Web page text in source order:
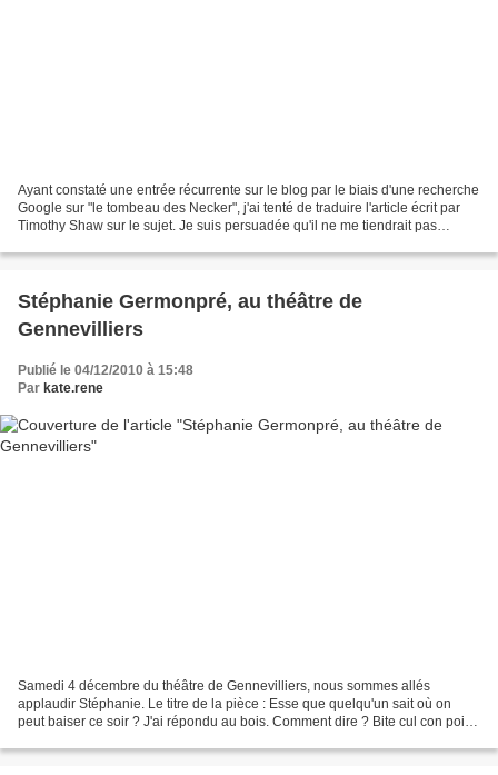
Ayant constaté une entrée récurrente sur le blog par le biais d'une recherche
Google sur "le tombeau des Necker", j'ai tenté de traduire l'article écrit par
Timothy Shaw sur le sujet. Je suis persuadée qu'il ne me tiendrait pas
Stéphanie Germonpré, au théâtre de
Gennevilliers
Publié le 04/12/2010 à 15:48
Par kate.rene
Samedi 4 décembre du théâtre de Gennevilliers, nous sommes allés
applaudir Stéphanie. Le titre de la pièce : Esse que quelqu'un sait où on
peut baiser ce soir ? J'ai répondu au bois. Comment dire ? Bite cul con poil,